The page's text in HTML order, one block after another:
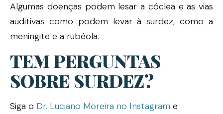
Algumas doenças podem lesar a cóclea e as vias
auditivas como podem levar à surdez, como a
meningite e a rubéola.
TEM PERGUNTAS
SOBRE SURDEZ?
Siga o Dr. Luciano Moreira no Instagram e